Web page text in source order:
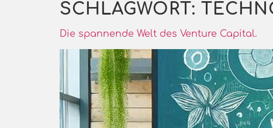
SCHLAGWORT:
Die spannende Welt des Venture Capital.